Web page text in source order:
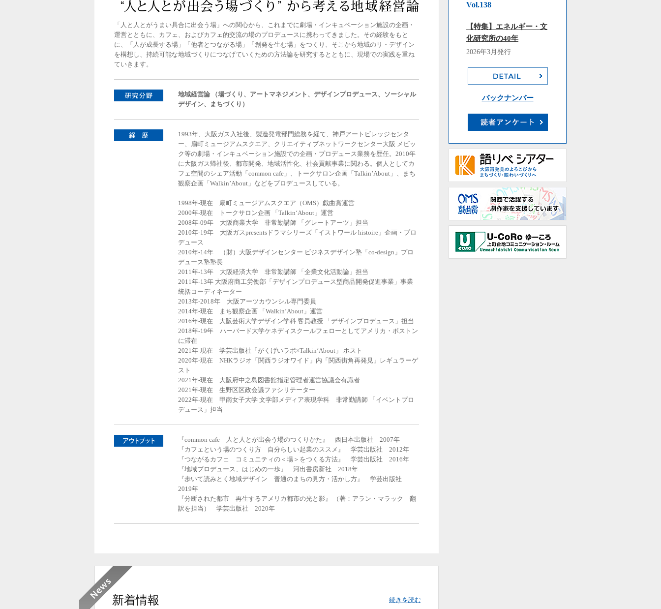
「人と人とがうまい具合に出会う場」への関心から、これまでに劇場・インキュベーション施設の企画・
運営とともに、カフェ、およびカフェ的交流の場のプロデュースに携わってきました。その経験をもと
に、「人が成長する場」「他者とつながる場」「創発を生む場」をつくり、そこから地域のリ・デザイン
を構想し、持続可能な地域づくりにつなげていくための方法論を研究するとともに、現場での実践を重ね
ていきます。
地域経営論 （場づくり、アートマネジメント、デザインプロデュース、ソーシャル
デザイン、まちづくり）
1993年、大阪ガス入社後、製造発電部門総務を経て、神戸アートビレッジセンタ
ー、扇町ミュージアムスクエア、クリエイティブネットワークセンター大阪 メビッ
ク等の劇場・インキュベーション施設での企画・プロデュース業務を歴任。2010年
に大阪ガス帰社後、都市開発、地域活性化、社会貢献事業に関わる。個人としてカ
フェ空間のシェア活動「common cafe」、トークサロン企画「Talkin’About」、まち
観察企画「Walkin’About」などをプロデュースしている。
1998年-現在 扇町ミュージアムスクエア（OMS）戯曲賞運営
2000年-現在 トークサロン企画 「Talkin‘About」運営
2008年‐09年 大阪商業大学 非常勤講師 「グレートアーツ」担当
2010年-19年 大阪ガスpresentsドラマシリーズ「イストワール histoire」企画・プロ
デュース
2010年-14年 （財）大阪デザインセンター ビジネスデザイン塾「co-design」プロ
デュース塾塾長
2011年‐13年 大阪経済大学 非常勤講師 「企業文化活動論」担当
2011年-13年 大阪府商工労働部「デザインプロデュース型商品開発促進事業」事業
統括コーディネーター
2013年-2018年 大阪アーツカウンシル専門委員
2014年-現在 まち観察企画 「Walkin‘About」運営
2016年-現在 大阪芸術大学デザイン学科 客員教授 「デザインプロデュース」担当
2018年-19年 ハーバード大学ケネディスクールフェローとしてアメリカ・ボストン
に滞在
2021年-現在 学芸出版社「がくげいラボ×Talkin‘About」 ホスト
2020年-現在 NHKラジオ「関西ラジオワイド」内「関西街角再発見」レギュラーゲ
スト
2021年-現在 大阪府中之島図書館指定管理者運営協議会有識者
2021年-現在 生野区区政会議ファシリテーター
2022年-現在 甲南女子大学 文学部メディア表現学科 非常勤講師 「イベントプロ
デュース」担当
『common cafe 人と人とが出会う場のつくりかた』 西日本出版社 2007年
『カフェという場のつくり方 自分らしい起業のススメ』 学芸出版社 2012年
『つながるカフェ コミュニティの＜場＞をつくる方法』 学芸出版社 2016年
『地域プロデュース、はじめの一歩』 河出書房新社 2018年
『歩いて読みとく地域デザイン 普通のまちの見方・活かし方』 学芸出版社
2019年
『分断された都市 再生するアメリカ都市の光と影』 （著：アラン・マラック 翻
訳を担当） 学芸出版社 2020年
新着情報 続きを読む
Vol.138
【特集】エネルギー・文
化研究所の40年
2026年3月発行
バックナンバー